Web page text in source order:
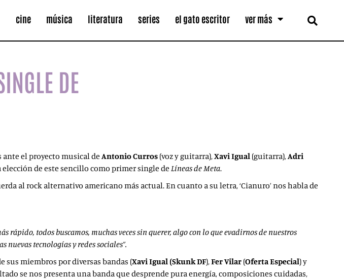
cine música literatura series el gato escritor ver más
DE
ante el proyecto musical deAntonio Curros (voz y guitarra),Xavi Igual (guitarra),Adri
de este sencillo como primer single de Líneas de Meta.
al rock alternativo americano más actual. En cuanto a su letra, ‘Cianuro’ nos habla de
rápido, todos buscamos, muchas veces sin querer, algo con lo que evadirnos de nuestros
nuevas tecnologías y redes sociales”.
sus miembros por diversas bandas (Xavi Igual (Skunk DF),Fer Vilar (Oferta Especial) y
se nos presenta una banda que desprende pura energía, composiciones cuidadas,